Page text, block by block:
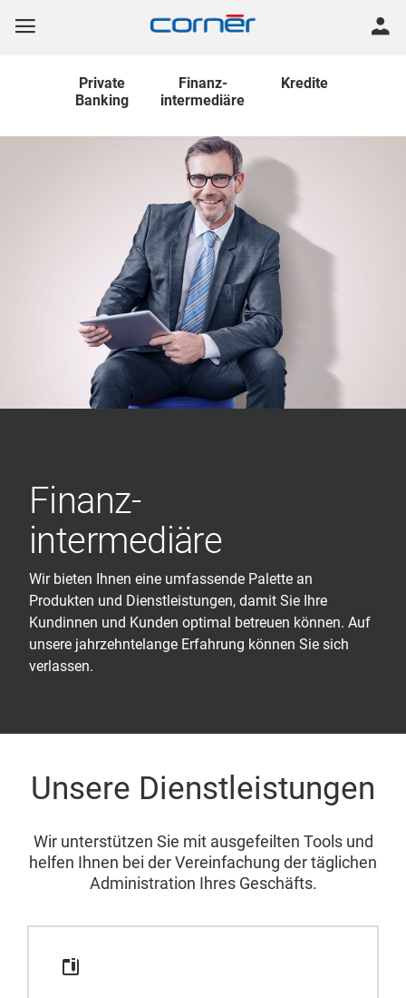
Private
Banking
Finanz-
intermediäre
Kredite
Finanz-
intermediäre
Wir bieten Ihnen eine umfassende Palette an
Produkten und Dienstleistungen, damit Sie Ihre
Kundinnen und Kunden optimal betreuen können. Auf
unsere jahrzehntelange Erfahrung können Sie sich
verlassen.
Unsere Dienstleistungen
Wir unterstützen Sie mit ausgefeilten Tools und
helfen Ihnen bei der Vereinfachung der täglichen
Administration Ihres Geschäfts.